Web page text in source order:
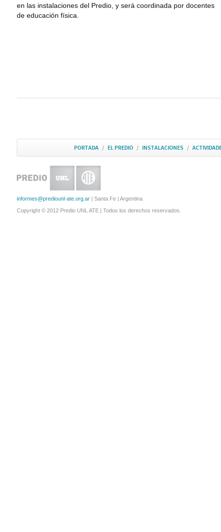
en las instalaciones del Predio, y será coordinada por docentes
de educación física.
PORTADA / EL PREDIO / INSTALACIONES /
informes@prediounl-ate.org.ar | Santa Fe | Argentina
Copyright © 2012 Predio UNL ATE | Todos los derechos reservados.